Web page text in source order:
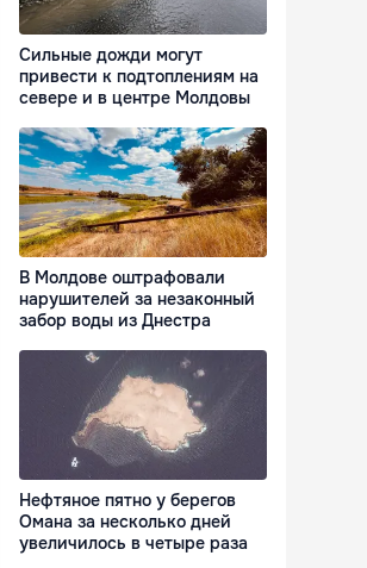
Сильные дожди могут
привести к подтоплениям на
севере и в центре Молдовы
В Молдове оштрафовали
нарушителей за незаконный
забор воды из Днестра
Нефтяное пятно у берегов
Омана за несколько дней
увеличилось в четыре раза